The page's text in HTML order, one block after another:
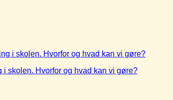
skolen. Hvorfor og hvad kan vi gøre?